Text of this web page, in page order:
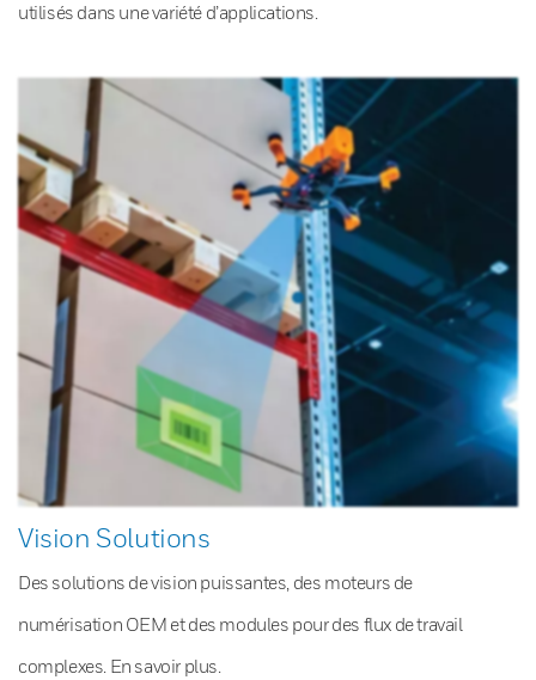
utilisés dans une variété d’applications.
Vision Solutions
Des solutions de vision puissantes, des moteurs de
numérisation OEM et des modules pour des flux de travail
complexes. En savoir plus.